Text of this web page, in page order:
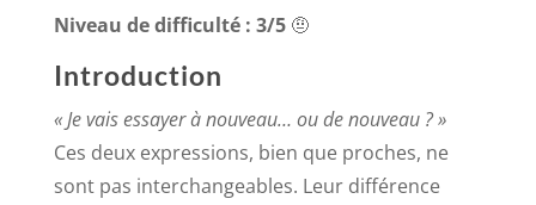
Niveau de difficulté : 3/5🤨
Introduction
« Je vais essayer à nouveau… ou de nouveau ? »
Ces deux expressions, bien que proches, ne
sont pas interchangeables. Leur différence